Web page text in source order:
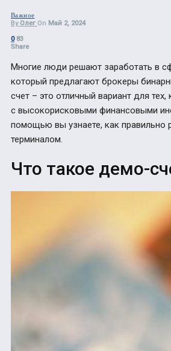
Важное
By Олег On Май 2, 2024
0 83
Share
Многие люди решают заработать в
который предлагают брокеры
счет – это отличный вариант для
с высокорисковыми финансовыми
помощью вы узнаете, как правильно
терминалом.
Что такое демо-